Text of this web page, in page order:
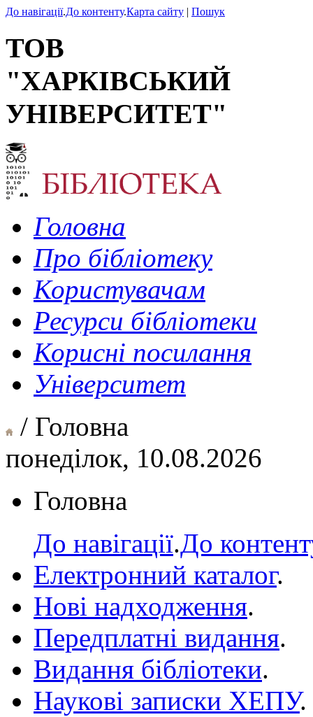
До навігації.До контенту.Карта сайту | Пошук
ТОВ
"ХАРКІВСЬКИЙ
УНІВЕРСИТЕТ"
Головна
Про бібліотеку
Користувачам
Ресурси бібліотеки
Корисні посилання
Університет
/ Головна
понеділок, 10.08.2026
Головна
До навігації.До
Електронний каталог.
Нові надходження.
Передплатні видання.
Видання бібліотеки.
Наукові записки ХЕПУ.